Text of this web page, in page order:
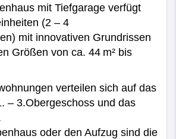
mit Tiefgarage verfügt
(2 – 4
mit innovativen Grundrissen
Größen von ca. 44 m² bis
verteilen sich auf das
– 3.Obergeschoss und das
oder den Aufzug sind die